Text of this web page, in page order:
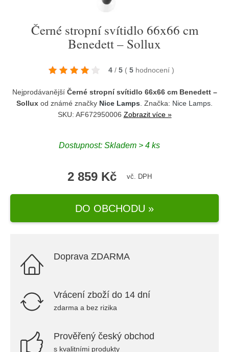
Černé stropní svítidlo 66x66 cm
Benedett – Sollux
4 / 5 ( 5 hodnocení )
Nejprodávanější Černé stropní svítidlo 66x66 cm Benedett –
Sollux od známé značky Nice Lamps . Značka: Nice Lamps
SKU: AF672950006 Zobrazit více »
Dostupnost: Skladem > 4 ks
2 859 Kč vč. DPH
DO OBCHODU »
Doprava ZDARMA
Vrácení zboží do 14 dní
zdarma a bez rizika
Prověřený český obchod
s kvalitními produkty